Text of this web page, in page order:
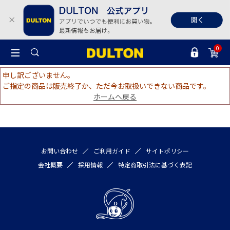
0
申し訳ございません。
ご指定の商品は販売終了か、ただ今お取扱いできない商品です。
ホームへ戻る
お問い合わせ ご利用ガイド
サイトポリシー
会社概要
採用情報 特定商取引法に基づく表記